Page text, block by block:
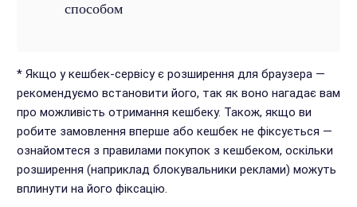
способом
* Якщо у кешбек-сервісу є розширення для браузера —
рекомендуємо встановити його, так як воно нагадає вам
про можливість отримання кешбеку. Також, якщо ви
робите замовлення вперше або кешбек не фіксується —
ознайомтеся з правилами покупок з кешбеком, оскільки
розширення (наприклад блокувальники реклами) можуть
вплинути на його фіксацію.